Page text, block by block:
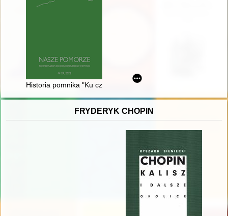
Historia pomnika "Ku czci poległych żołnierzy niemieckich" -
FRYDERYK CHOPIN